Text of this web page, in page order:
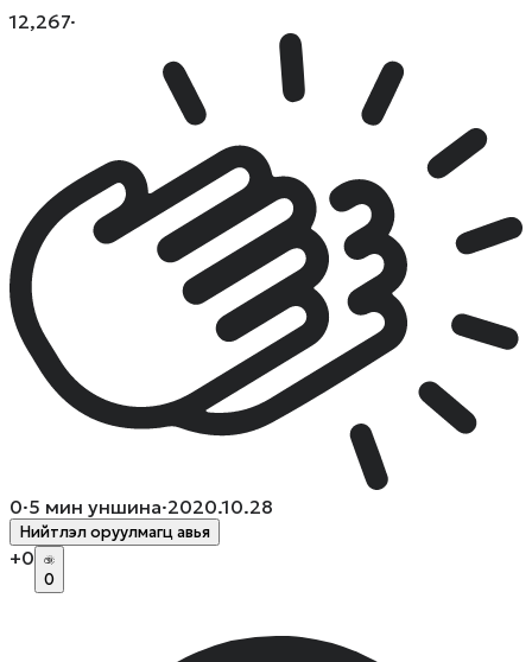
12,267·
0·5 мин уншина·2020.10.28
Нийтлэл оруулмагц авья
+0
0